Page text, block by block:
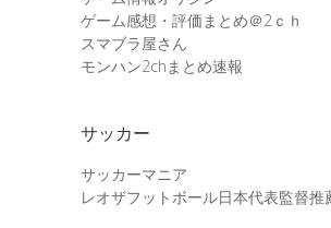
ゲーム感想・評価まとめ＠2ｃｈ
スマブラ屋さん
モンハン2chまとめ速報
サッカー
サッカーマニア
レオザフットボール日本代表監督推